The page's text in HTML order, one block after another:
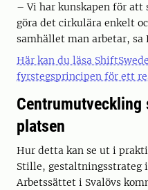
– Vi har kunskapen för
göra det cirkulära enkelt
samhället man arbetar, sa
Här kan du läsa
fyrstegsprincipen för ett
Centrumutveckling
platsen
Hur detta kan se ut i
Stille, gestaltningsstrateg
Arbetssättet i Svalövs